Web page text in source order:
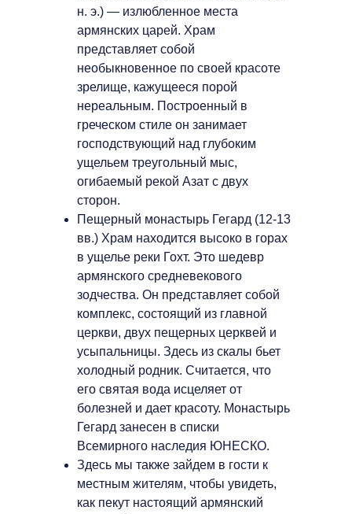
н. э.) — излюбленное места
армянских царей. Храм
представляет собой
необыкновенное по своей красоте
зрелище, кажущееся порой
нереальным. Построенный в
греческом стиле он занимает
господствующий над глубоким
ущельем треугольный мыс,
огибаемый рекой Азат с двух
сторон.
Пещерный монастырь Гегард (12-13
вв.) Храм находится высоко в горах
в ущелье реки Гохт. Это шедевр
армянского средневекового
зодчества. Он представляет собой
комплекс, состоящий из главной
церкви, двух пещерных церквей и
усыпальницы. Здесь из скалы бьет
холодный родник. Считается, что
его святая вода исцеляет от
болезней и дает красоту. Монастырь
Гегард занесен в списки
Всемирного наследия ЮНЕСКО.
Здесь мы также зайдем в гости к
местным жителям, чтобы увидеть,
как пекут настоящий армянский